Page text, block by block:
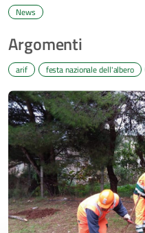
News
Argomenti
arif festa nazionale dell'albero